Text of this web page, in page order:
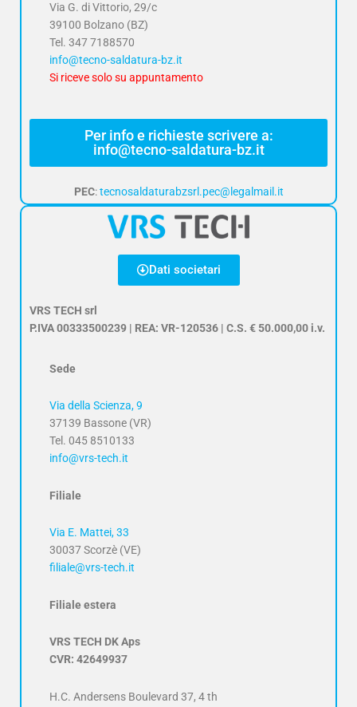
Via G. di Vittorio, 29/c
39100 Bolzano (BZ)
Tel. 347 7188570
info@tecno-saldatura-bz.it
Si riceve solo su appuntamento
Per info e richieste scrivere a:
info@tecno-saldatura-bz.it
PEC:tecnosaldaturabzsrl.pec@legalmail.it
Dati societari
VRS TECH srl
P.IVA 00333500239 | REA: VR-120536 | C.S. € 50.000,00 i.v.
Sede
Via della Scienza, 9
37139 Bassone (VR)
Tel. 045 8510133
info@vrs-tech.it
Filiale
Via E. Mattei, 33
30037 Scorzè (VE)
filiale@vrs-tech.it
Filiale estera
VRS TECH DK Aps
CVR: 42649937
H.C. Andersens Boulevard 37, 4 th